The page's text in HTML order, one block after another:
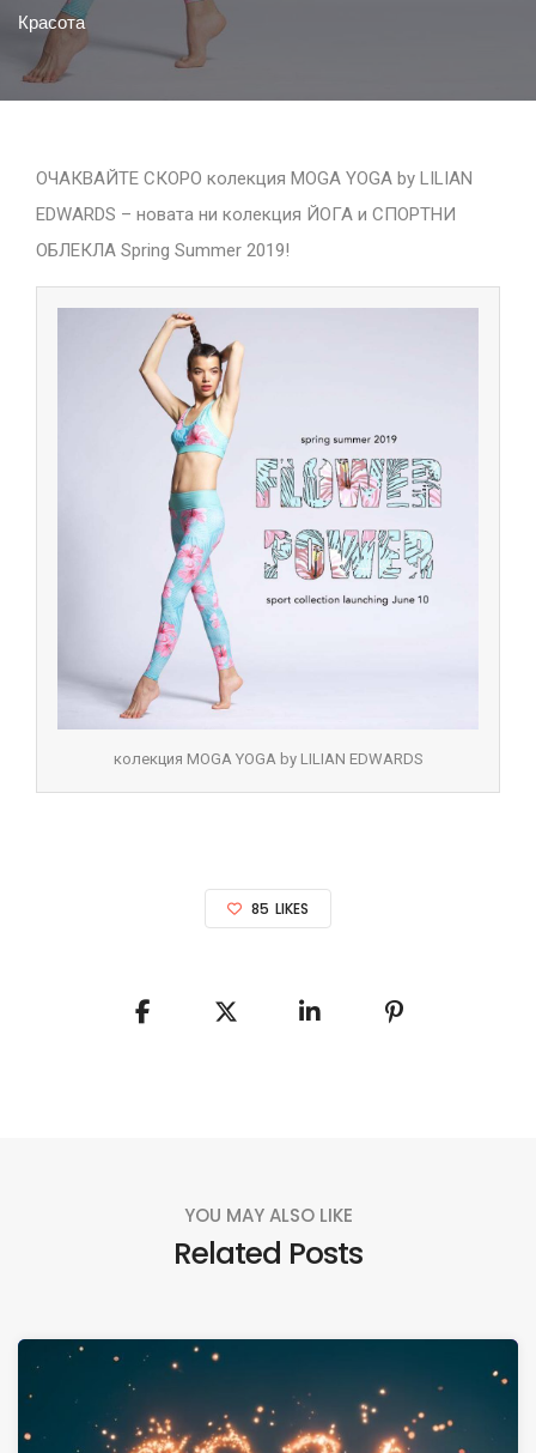
Красота
ОЧАКВАЙТЕ СКОРО колекция MOGA YOGA by LILIAN
EDWARDS – новата ни колекция ЙОГА и СПОРТНИ
ОБЛЕКЛА Spring Summer 2019!
колекция MOGA YOGA by LILIAN EDWARDS
85 LIKES
YOU MAY ALSO LIKE
Related Posts